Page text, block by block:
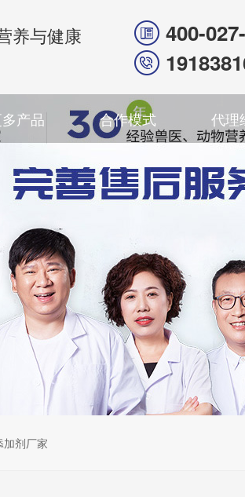
养与健康
400-
产品 合作模式 代理
加剂厂家